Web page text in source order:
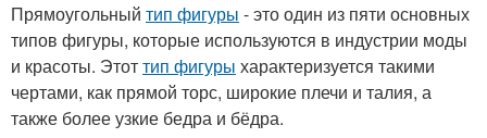
Прямоугольный тип фигуры - это один из пяти основных
типов фигуры, которые используются в индустрии моды
и красоты. Этоттип фигуры характеризуется такими
чертами, как прямой торс, широкие плечи и талия, а
также более узкие бедра и бёдра.